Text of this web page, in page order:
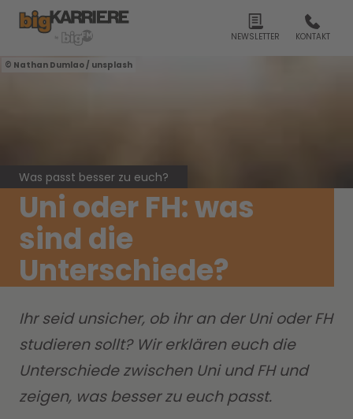
NEWSLETTER KONTAKT
Nathan Dumlao / unsplash
Was passt besser zu euch?
Uni oder FH: was
sind die
Unterschiede?
Ihr seid unsicher, ob ihr an der Uni oder FH
studieren sollt? Wir erklären euch die
Unterschiede zwischen Uni und FH und
zeigen, was besser zu euch passt.